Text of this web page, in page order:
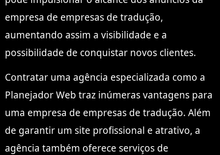
empresa de empresas de tradução,
aumentando assim a visibilidade e a
possibilidade de conquistar novos clientes.
Contratar uma agência especializada como a
Planejador Web traz inúmeras vantagens para
uma empresa de empresas de tradução. Além
de garantir um site profissional e atrativo, a
agência também oferece serviços de